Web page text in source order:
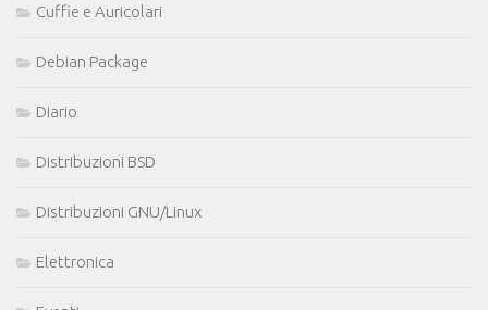
Cuffie e Auricolari
Debian Package
Diario
Distribuzioni BSD
Distribuzioni GNU/Linux
Elettronica